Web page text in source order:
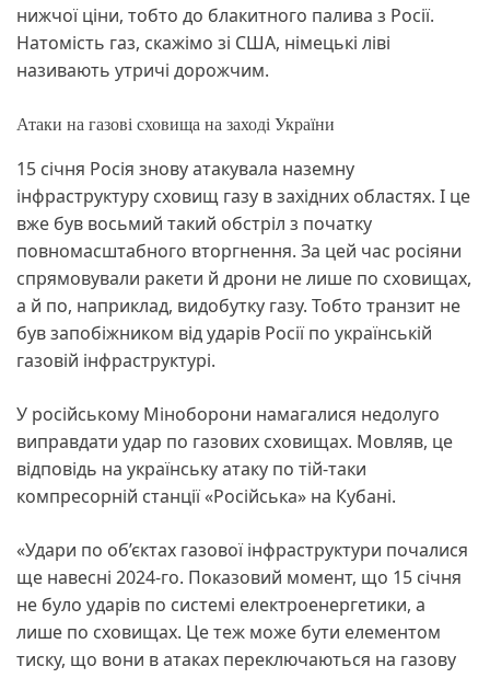
нижчої ціни, тобто до блакитного палива з Росії.
Натомість газ, скажімо зі США, німецькі ліві
називають утричі дорожчим.
Атаки на газові сховища на заході України
15 січня Росія знову атакувала наземну
інфраструктуру сховищ газу в західних областях. І це
вже був восьмий такий обстріл з початку
повномасштабного вторгнення. За цей час росіяни
спрямовували ракети й дрони не лише по сховищах,
а й по, наприклад, видобутку газу. Тобто транзит не
був запобіжником від ударів Росії по українській
газовій інфраструктурі.
У російському Міноборони намагалися недолуго
виправдати удар по газових сховищах. Мовляв, це
відповідь на українську атаку по тій-таки
компресорній станції «Російська» на Кубані.
«Удари по об’єктах газової інфраструктури почалися
ще навесні 2024-го. Показовий момент, що 15 січня
не було ударів по системі електроенергетики, а
лише по сховищах. Це теж може бути елементом
тиску, що вони в атаках переключаються на газову